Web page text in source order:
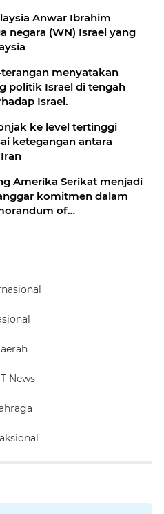
Anwar Ibrahim
negara (WN) Israel yang
menyatakan
politik Israel di tengah
Israel.
ke level tertinggi
ketegangan antara
Amerika Serikat menjadi
komitmen dalam
of
News